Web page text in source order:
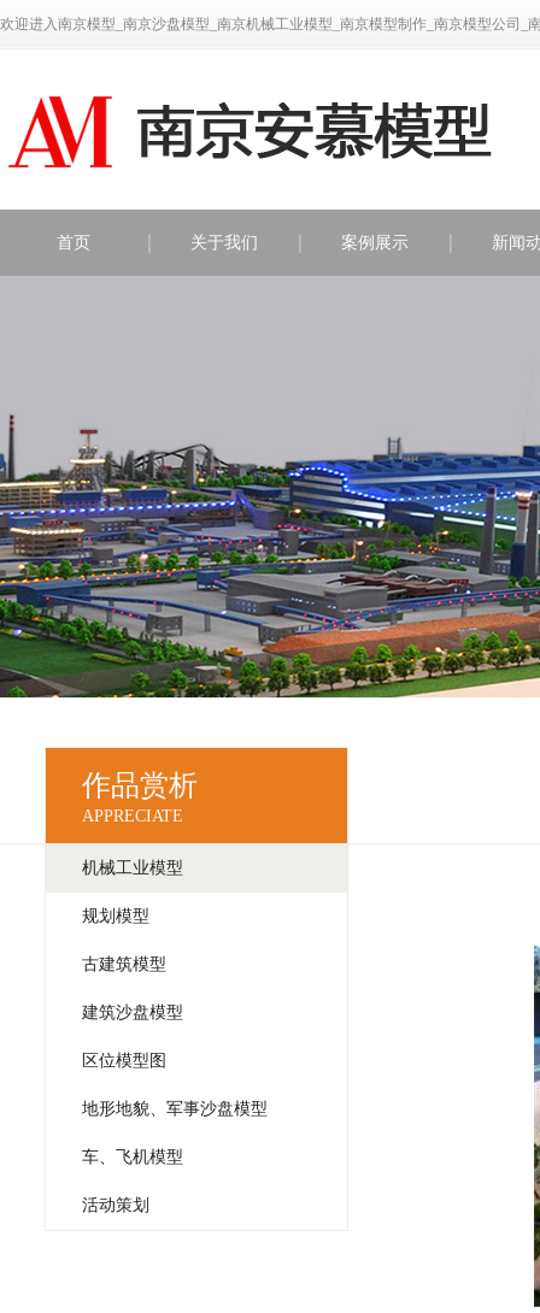
欢迎进入南京模型_南京沙盘模型_南京机械工业模型_南京模型制作_南京模型公司_
首页 关于我们 案例展示 新闻
作品赏析
APPRECIATE
机械工业模型
规划模型
古建筑模型
建筑沙盘模型
区位模型图
地形地貌、军事沙盘模型
车、飞机模型
活动策划